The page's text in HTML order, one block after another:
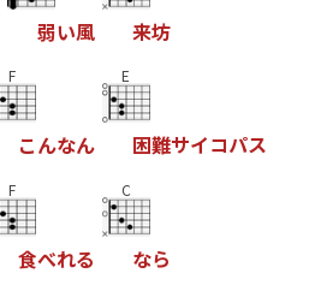
弱い風 来坊
F
こんなん
E
困難サイコパス
F
食べれる
C
なら